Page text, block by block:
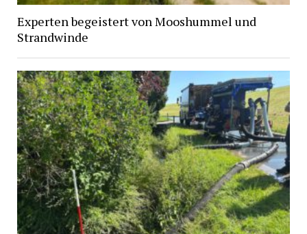
Experten begeistert von Mooshummel und
Strandwinde